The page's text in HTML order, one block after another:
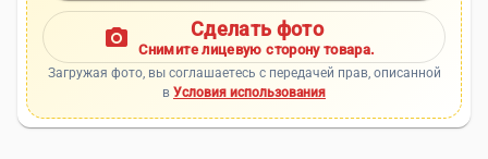
photo_camera Сделать фото
Снимите лицевую сторону товара.
Загружая фото, вы соглашаетесь с передачей прав, описанной
в Условия использования